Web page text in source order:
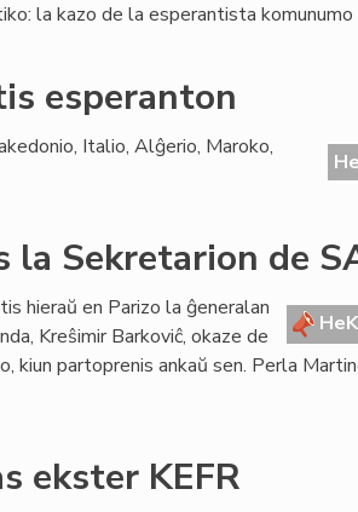
la kazo de la esperantista komunumo
esperanton
Italio, Alĝerio, Maroko,
la Sekretarion de
hieraŭ en Parizo la ĝeneralan
Kreŝimir Barkoviĉ, okaze de
kiun partoprenis ankaŭ sen. Perla
ekster KEFR